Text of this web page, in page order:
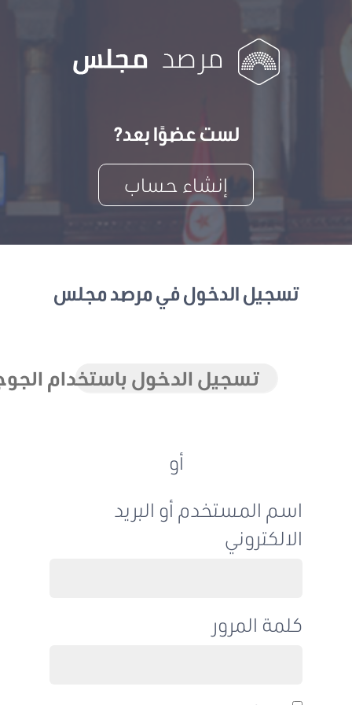
لست عضوًا بعد?
إنشاء حساب
تسجيل الدخول في مرصد مجلس
تسجيل الدخول باستخدام الجوجل
اسم المستخدم أو البريد
الالكتروني
كلمة المرور